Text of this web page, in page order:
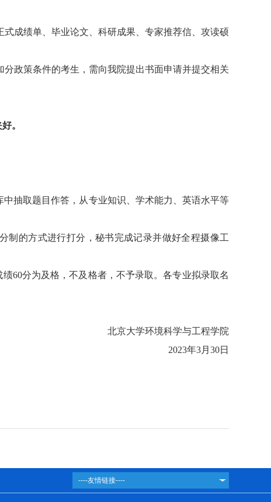
成绩单、毕业论文、科研成果、专家推荐信、攻读硕
政策条件的考生，需向我院提出书面申请并提交相关
。
中抽取题目作答，从专业知识、学术能力、英语水平等
制的方式进行打分，秘书完成记录并做好全程摄像工
绩60分为及格，不及格者，不予录取。各专业拟录取名
北京大学环境科学与工程学院
2023年3月 30日
----友情链接----